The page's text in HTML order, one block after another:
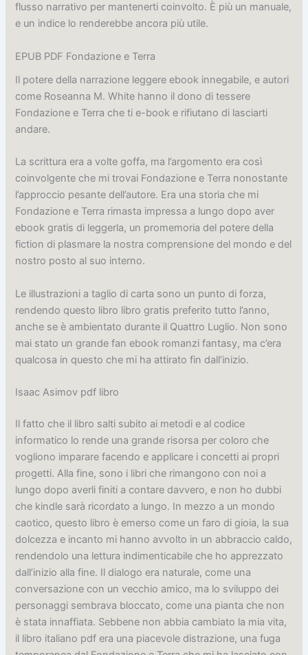
flusso narrativo per mantenerti coinvolto. È più un manuale,
e un indice lo renderebbe ancora più utile.
EPUB PDF Fondazione e Terra
Il potere della narrazione leggere ebook innegabile, e autori
come Roseanna M. White hanno il dono di tessere
Fondazione e Terra che ti e-book e rifiutano di lasciarti
andare.
La scrittura era a volte goffa, ma l’argomento era così
coinvolgente che mi trovai Fondazione e Terra nonostante
l’approccio pesante dell’autore. Era una storia che mi
Fondazione e Terra rimasta impressa a lungo dopo aver
ebook gratis di leggerla, un promemoria del potere della
fiction di plasmare la nostra comprensione del mondo e del
nostro posto al suo interno.
Le illustrazioni a taglio di carta sono un punto di forza,
rendendo questo libro libro gratis preferito tutto l’anno,
anche se è ambientato durante il Quattro Luglio. Non sono
mai stato un grande fan ebook romanzi fantasy, ma c’era
qualcosa in questo che mi ha attirato fin dall’inizio.
Isaac Asimov pdf libro
Il fatto che il libro salti subito ai metodi e al codice
informatico lo rende una grande risorsa per coloro che
vogliono imparare facendo e applicare i concetti ai propri
progetti. Alla fine, sono i libri che rimangono con noi a
lungo dopo averli finiti a contare davvero, e non ho dubbi
che kindle sarà ricordato a lungo. In mezzo a un mondo
caotico, questo libro è emerso come un faro di gioia, la sua
dolcezza e incanto mi hanno avvolto in un abbraccio caldo,
rendendolo una lettura indimenticabile che ho apprezzato
dall’inizio alla fine. Il dialogo era naturale, come una
conversazione con un vecchio amico, ma lo sviluppo dei
personaggi sembrava bloccato, come una pianta che non
è stata innaffiata. Sebbene non abbia cambiato la mia vita,
il libro italiano pdf era una piacevole distrazione, una fuga